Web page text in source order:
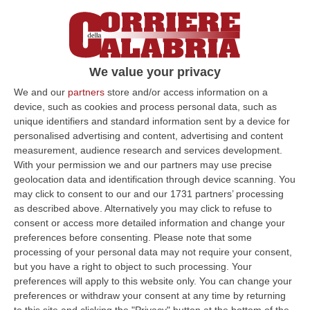
We value your privacy
We and our partners store and/or access information on a
device, such as cookies and process personal data, such as
unique identifiers and standard information sent by a device for
personalised advertising and content, advertising and content
measurement, audience research and services development.
With your permission we and our partners may use precise
geolocation data and identification through device scanning. You
may click to consent to our and our 1731 partners’ processing
as described above. Alternatively you may click to refuse to
consent or access more detailed information and change your
preferences before consenting.
Please note that some
processing of your personal data may not require your consent,
but you have a right to object to such processing. Your
preferences will apply to this website only. You can change your
preferences or withdraw your consent at any time by returning
CATANZAROIl “doppio volto” del Covid 19 in
Calabria: tasso di positività giornaliero in
leggero calo e minore pressione sui reparti
ospedalieri ma percentuale degli
“attualmente positivi” più alta di tutt’Italia. È
quanto emerge dall’ultimo report
epidemiologico settimanale del Dipartimento
regionale Tutela della Salute, report
pubblicato sul portale www.rcovid19.it
dedicato all’emergenza Covid 19 in Calabria.
Il report, aggiornato a tutto il 31 marzo, rileva
che «nella settimana oggetto di
monitoraggio, pur rimanendo su numeri
ancora elevati, si registra in Calabria, la